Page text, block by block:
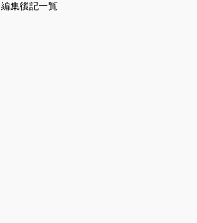
編集後記一覧